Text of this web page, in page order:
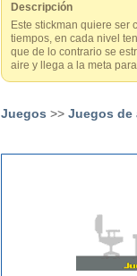
Descripción
Este stickman quiere ser
tiempos, en cada nivel
que de lo contrario se
aire y llega a la meta
Juegos >> Juegos de